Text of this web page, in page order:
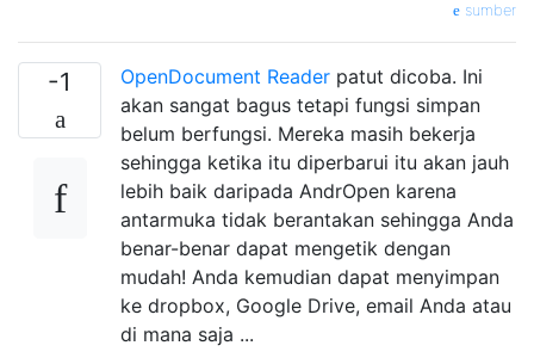
sumber
-1 OpenDocument Reader patut dicoba. Ini
akan sangat bagus tetapi fungsi simpan
belum berfungsi. Mereka masih bekerja
sehingga ketika itu diperbarui itu akan jauh
lebih baik daripada AndrOpen karena
antarmuka tidak berantakan sehingga Anda
benar-benar dapat mengetik dengan
mudah! Anda kemudian dapat menyimpan
ke dropbox, Google Drive, email Anda atau
di mana saja ...